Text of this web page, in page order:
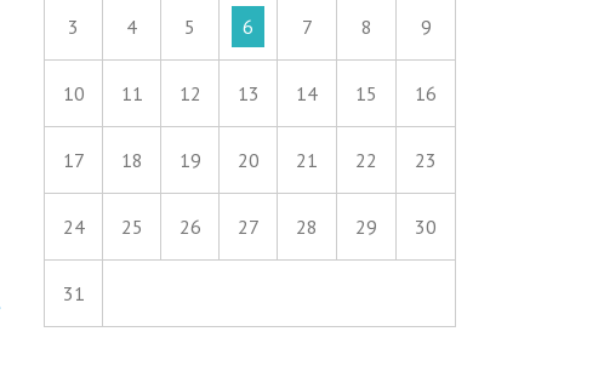
3 4 5 6 7 8 9
10 11 12 13 14 15 16
17 18 19 20 21 22 23
24 25 26 27 28 29 30
31